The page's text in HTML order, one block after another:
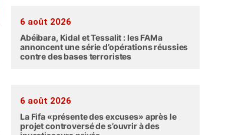
6 août 2026
Abéibara, Kidal et Tessalit : les FAMa
annoncent une série d’opérations réussies
contre des bases terroristes
6 août 2026
La Fifa «présente des excuses» après le
projet controversé de s’ouvrir à des